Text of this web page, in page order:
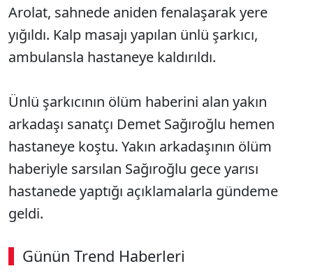
Arolat, sahnede aniden fenalaşarak yere
yığıldı. Kalp masajı yapılan ünlü şarkıcı,
ambulansla hastaneye kaldırıldı.
Ünlü şarkıcının ölüm haberini alan yakın
arkadaşı sanatçı Demet Sağıroğlu hemen
hastaneye koştu. Yakın arkadaşının ölüm
haberiyle sarsılan Sağıroğlu gece yarısı
hastanede yaptığı açıklamalarla gündeme
geldi.
Günün Trend Haberleri